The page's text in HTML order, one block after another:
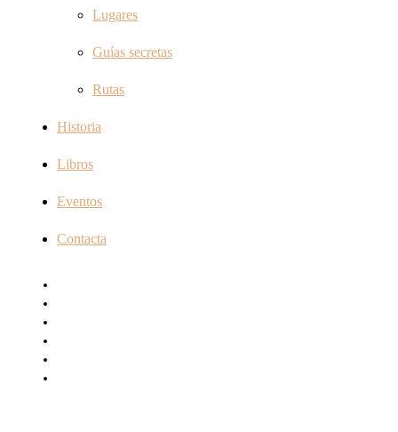
Lugares
Guías secretas
Rutas
Historia
Libros
Eventos
Contacta